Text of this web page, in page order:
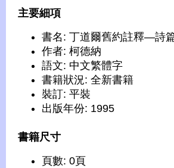
主要細項
書名: 丁道爾舊約註釋—詩
作者: 柯德納
語文: 中文繁體字
書籍狀況: 全新書籍
裝訂: 平裝
出版年份: 1995
書籍尺寸
頁數: 0頁